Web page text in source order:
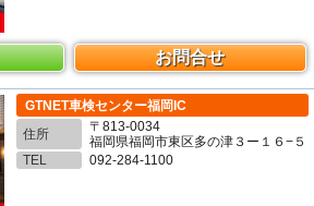
お問合せ
GTNET車検センター福岡IC
住所
〒813-0034
福岡県福岡市東区多の津３ー１６−５
TEL
092-284-1100